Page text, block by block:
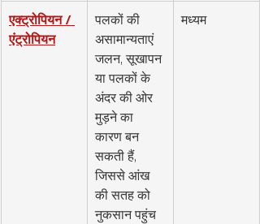
एक्ट्रोपियन /
एंट्रोपियन
पलकों की
असामान्यताएं
जलन, सूखापन
या पलकों के
अंदर की ओर
मुड़ने का
कारण बन
सकती हैं,
जिससे आंख
की सतह को
नुकसान पहुंच
मध्यम